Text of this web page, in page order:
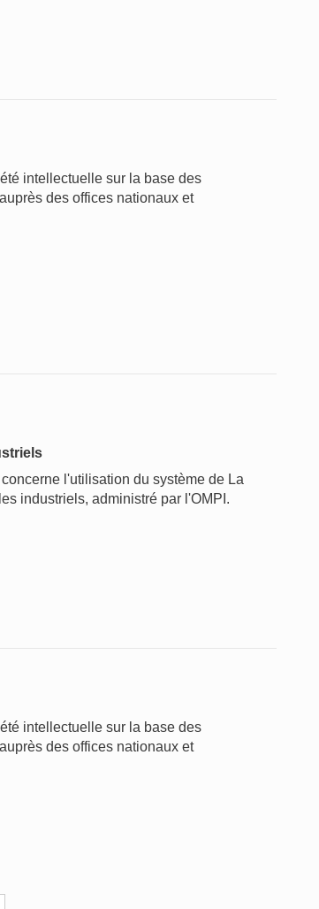
intellectuelle sur la base des
des offices nationaux et
l'utilisation du système de La
industriels, administré par l'OMPI.
intellectuelle sur la base des
des offices nationaux et